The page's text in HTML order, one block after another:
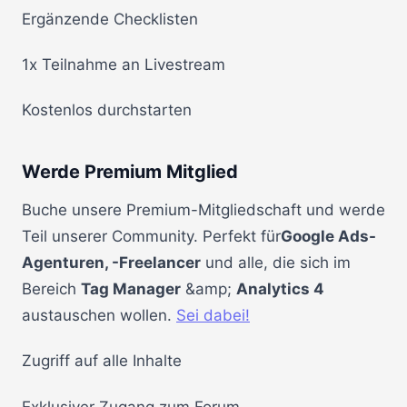
Ergänzende Checklisten
1x Teilnahme an Livestream
Kostenlos durchstarten
Werde Premium Mitglied
Buche unsere Premium-Mitgliedschaft und werde
Teil unserer Community. Perfekt fürGoogle Ads-
Agenturen, -Freelancer und alle, die sich im
Bereich Tag Manager &amp; Analytics 4
austauschen wollen. Sei dabei!
Zugriff auf alle Inhalte